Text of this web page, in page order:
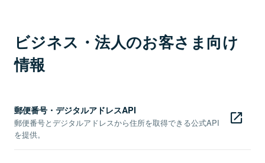
ビジネス・法人のお客さま向け
情報
郵便番号・デジタルアドレスAPI
郵便番号とデジタルアドレスから住所を取得できる公式API
を提供。